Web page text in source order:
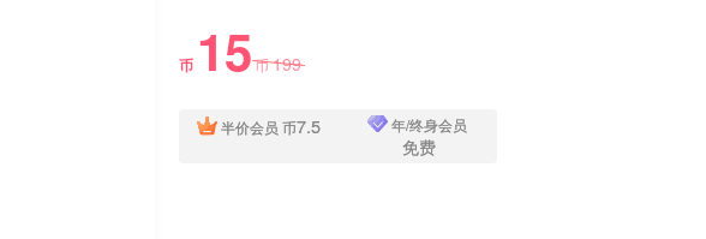
币 15币199
半价会员 币7.5 年/终身会员
免费